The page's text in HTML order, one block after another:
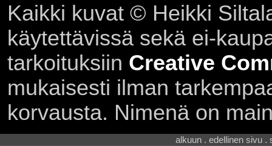
Kaikki kuvat © Heikki
käytettävissä sekä ei-
tarkoituksiin Creative
mukaisesti ilman
korvausta. Nimenä on
alkuun . edellinen sivu .